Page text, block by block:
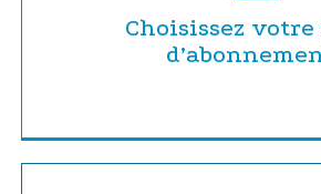
Choisissez